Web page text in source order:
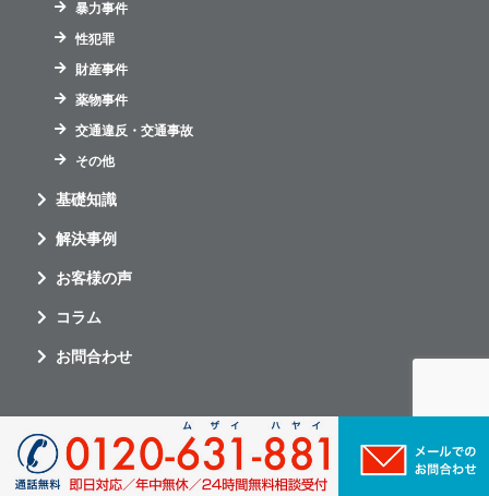
暴力事件
性犯罪
財産事件
薬物事件
交通違反・交通事故
その他
基礎知識
解決事例
お客様の声
コラム
お問合わせ